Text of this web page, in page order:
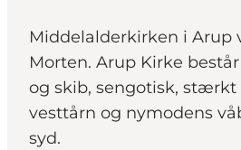
Middelalderkirken i Arup
Morten. Arup Kirke
og skib, sengotisk,
vesttårn og nymodens
syd.